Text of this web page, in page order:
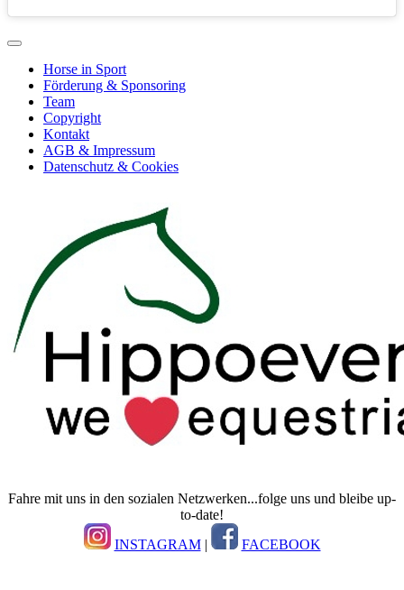
Horse in Sport
Förderung & Sponsoring
Team
Copyright
Kontakt
AGB & Impressum
Datenschutz & Cookies
Fahre mit uns in den sozialen Netzwerken...folge uns und bleibe up-
to-date!
INSTAGRAM| FACEBOOK